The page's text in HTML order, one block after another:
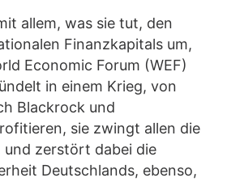
allem, was sie tut, den
Finanzkapitals um,
Economic Forum (WEF)
in einem Krieg, von
Blackrock und
sie zwingt allen die
und zerstört dabei die
Deutschlands, ebenso,